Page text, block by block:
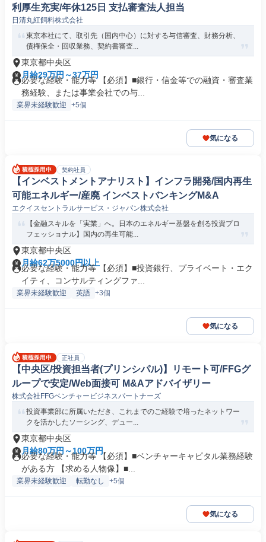
利厚生充実/年休125日 支払審査法人担当
日清丸紅飼料株式会社
東京本社にて、取引先（国内中心）に対する与信審査、財務分析、
債権保全・回収業務、契約書審査...
東京都中央区
月給29万円～37万円
必要な経験・能力等 【必須】■銀行・信金等での融資・審査業
務経験、または事業会社での与...
業界未経験歓迎 +5個
気になる
契約社員
【インベストメントアナリスト】インフラ開発/国内再生
可能エネルギー/産廃 インベストバンキングM&A
エクイスセントラルサービス・ジャパン株式会社
【金融スキルを「実業」へ。日本のエネルギー基盤を創る投資プロ
フェッショナル】国内の再生可能...
東京都中央区
月給62万5000円以上
必要な経験・能力等 【必須】■投資銀行、プライベート・エク
イティ、コンサルティングファ...
業界未経験歓迎 英語 +3個
気になる
正社員
【中央区/投資担当者(プリンシパル)】リモート可/FFGグ
ループで安定/Web面接可 M&Aアドバイザリー
株式会社FFGベンチャービジネスパートナーズ
投資事業部に所属いただき、これまでのご経験で培ったネットワー
クを活かしたソーシング、デュー...
東京都中央区
月給80万円～100万円
必要な経験・能力等 【必須】■ベンチャーキャピタル業務経験
がある方 【求める人物像】■...
業界未経験歓迎 転勤なし +5個
気になる